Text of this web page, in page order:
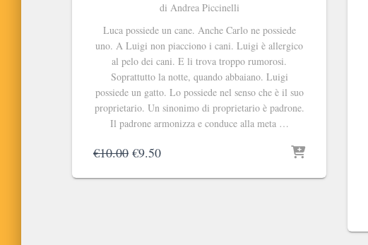
di Andrea Piccinelli
Luca possiede un cane. Anche Carlo ne possiede
uno. A Luigi non piacciono i cani. Luigi è allergico
al pelo dei cani. E li trova troppo rumorosi.
Soprattutto la notte, quando abbaiano. Luigi
possiede un gatto. Lo possiede nel senso che è il suo
proprietario. Un sinonimo di proprietario è padrone.
Il padrone armonizza e conduce alla meta …
€10.00 Il
originale
€9.50Il
attuale